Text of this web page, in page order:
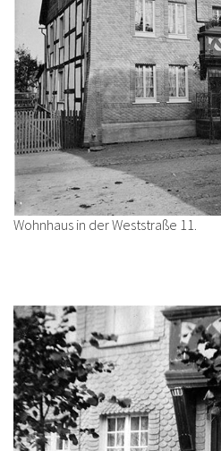
Wohnhaus in der Weststraße 11.